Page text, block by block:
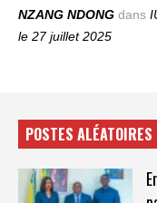
NZANG NDONG dans
le 27 juillet 2025
POSTES ALÉATOIRES